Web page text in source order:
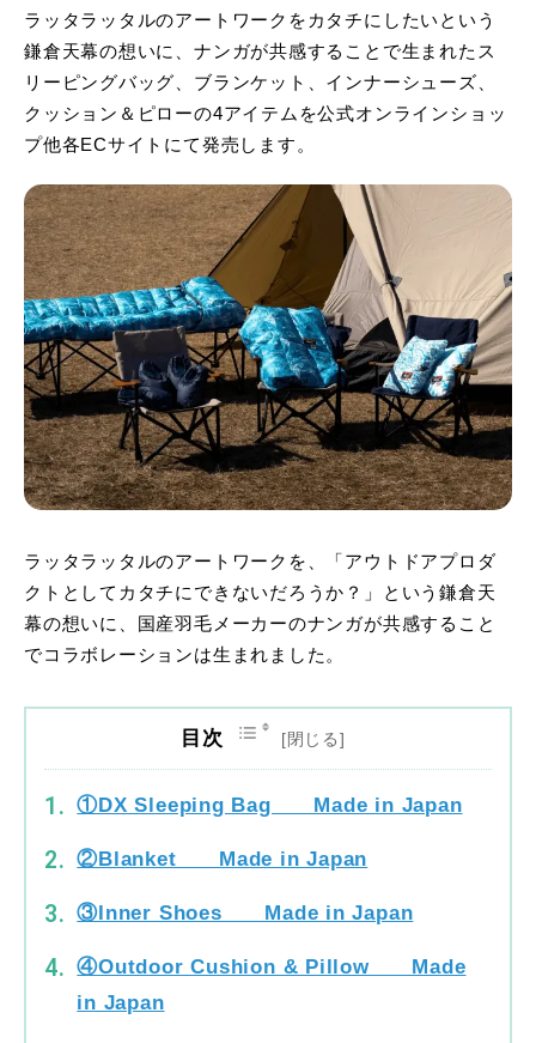
ラッタラッタルのアートワークをカタチにしたいという
鎌倉天幕の想いに、ナンガが共感することで生まれたス
リーピングバッグ、ブランケット、インナーシューズ、
クッション＆ピローの4アイテムを公式オンラインショッ
プ他各ECサイトにて発売します。
ラッタラッタルのアートワークを、「アウトドアプロダ
クトとしてカタチにできないだろうか？」という鎌倉天
幕の想いに、国産羽毛メーカーのナンガが共感すること
でコラボレーションは生まれました。
目次
①DX Sleeping Bag Made in Japan
②Blanket Made in Japan
③Inner Shoes Made in Japan
④Outdoor Cushion & Pillow Made
in Japan